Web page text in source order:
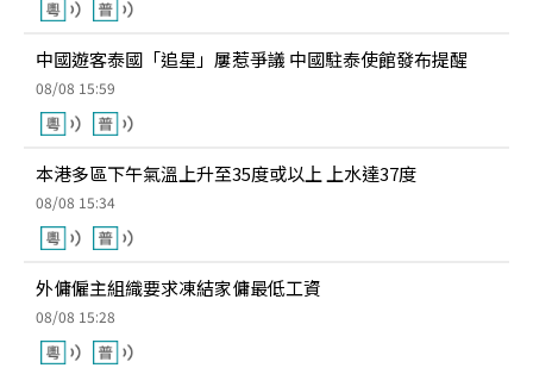
中國遊客泰國「追星」屢惹爭議 中國駐泰使館發布提醒
08/08 15:59
本港多區下午氣溫上升至35度或以上 上水達37度
08/08 15:34
外傭僱主組織要求凍結家傭最低工資
08/08 15:28